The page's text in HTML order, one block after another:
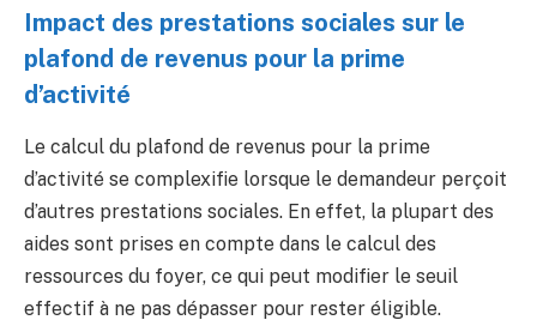
Impact des prestations sociales sur le
plafond de revenus pour la prime
d’activité
Le calcul du plafond de revenus pour la prime
d’activité se complexifie lorsque le demandeur perçoit
d’autres prestations sociales. En effet, la plupart des
aides sont prises en compte dans le calcul des
ressources du foyer, ce qui peut modifier le seuil
effectif à ne pas dépasser pour rester éligible.